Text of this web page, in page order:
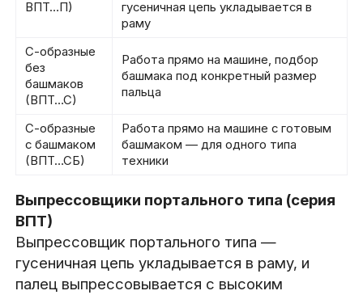
ВПТ…П)
гусеничная цепь укладывается в
раму
С-образные
без
башмаков
(ВПТ…С)
Работа прямо на машине, подбор
башмака под конкретный размер
пальца
С-образные
с башмаком
(ВПТ…СБ)
Работа прямо на машине с готовым
башмаком — для одного типа
техники
Выпрессовщики портального типа (серия
ВПТ)
Выпрессовщик портального типа —
гусеничная цепь укладывается в раму, и
палец выпрессовывается с высоким